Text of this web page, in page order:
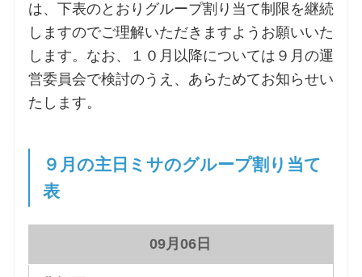
は、下表のとおりグループ割り当て制限を継続
しますのでご理解いただきますようお願いいた
します。なお、１０月以降については９月の運
営委員会で検討のうえ、あらためてお知らせい
たします。
９月の主日ミサのグループ割り当て
表
09月06日